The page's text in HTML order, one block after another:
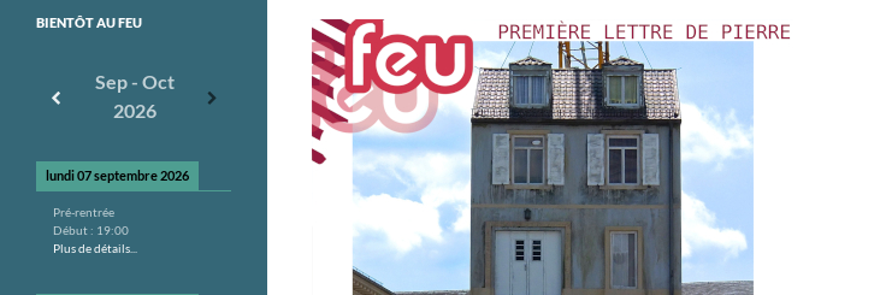
BIENTÔT AU FEU
Sep - Oct
2026
lundi 07 septembre 2026
Pré-rentrée
Début : 19:00
Plus de détails...